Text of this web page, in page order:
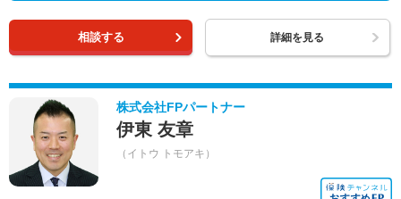
相談する 詳細を見る
株式会社FPパートナー
伊東 友章
（イトウ トモアキ）